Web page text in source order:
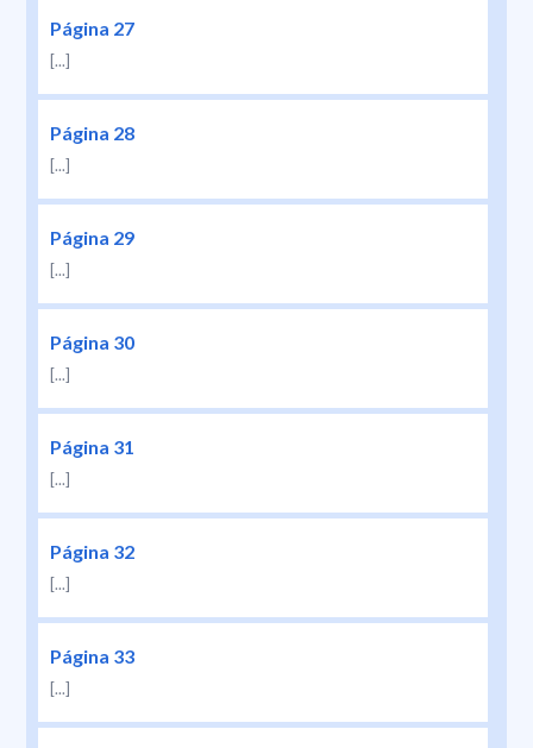
Página 27
[...]
Página 28
[...]
Página 29
[...]
Página 30
[...]
Página 31
[...]
Página 32
[...]
Página 33
[...]